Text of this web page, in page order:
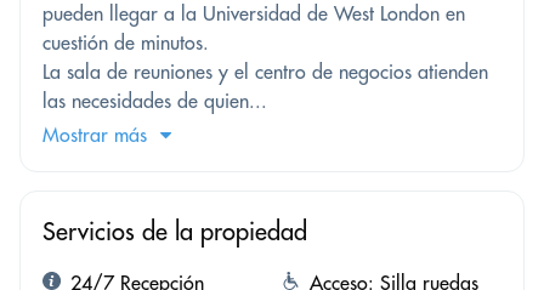
pueden llegar a la Universidad de West London en
cuestión de minutos.
La sala de reuniones y el centro de negocios atienden
las necesidades de quien...
Mostrar más
Servicios de la propiedad
24/7 Recepción Acceso: Silla ruedas